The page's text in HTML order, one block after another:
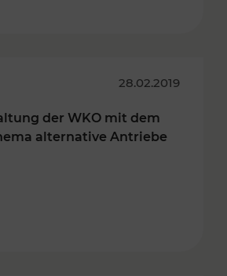
28.02.2019
der WKO mit dem
alternative Antriebe